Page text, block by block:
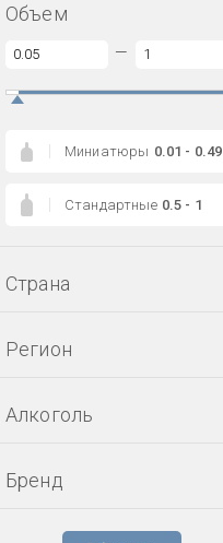
Объем
—
Миниатюры 0.01 - 0.49
Стандартные 0.5 - 1
Страна
Регион
Алкоголь
Бренд